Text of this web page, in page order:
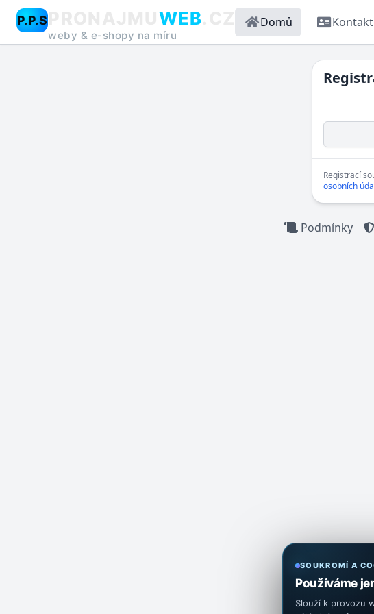
P.P.S WEB
weby & e-shopy na míru
Domů Kontakt
Registrací
osobních
Podmínky
SOUKROMÍ A
Používáme
Slouží k provozu